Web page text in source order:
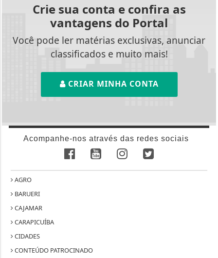
Crie sua conta e confira as
vantagens do Portal
Você pode ler matérias exclusivas, anunciar
classificados e muito mais!
CRIAR MINHA CONTA
Acompanhe-nos através das redes sociais
AGRO
BARUERI
CAJAMAR
CARAPICUÍBA
CIDADES
CONTEÚDO PATROCINADO